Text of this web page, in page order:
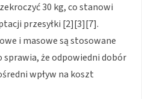
30 kg, co stanowi
przesyłki [2][3][7].
i masowe są stosowane
sprawia, że odpowiedni dobór
wpływ na koszt